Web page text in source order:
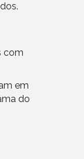
com
em
do